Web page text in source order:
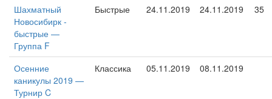
Шахматный
Новосибирк -
быстрые —
Группа F
Быстрые 24.11.2019 24.11.2019 35
Осенние
каникулы 2019 —
Турнир C
Классика 05.11.2019 08.11.2019